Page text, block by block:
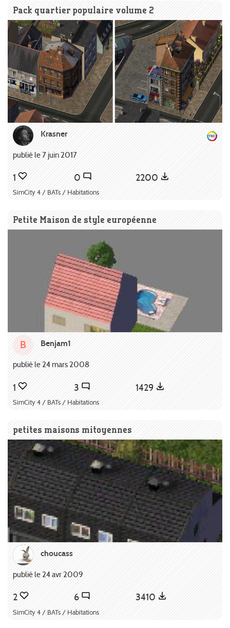
Pack quartier populaire volume 2
Krasner
publié le 7 juin 2017
1 0 2200
SimCity 4 / BATs / Habitations
Petite Maison de style européenne
B Benjam1
publié le 24 mars 2008
1 3 1429
SimCity 4 / BATs / Habitations
petites maisons mitoyennes
choucass
publié le 24 avr 2009
2 6 3410
SimCity 4 / BATs / Habitations